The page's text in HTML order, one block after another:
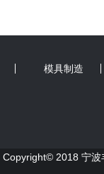
模具制造
Copyright© 2018 宁波